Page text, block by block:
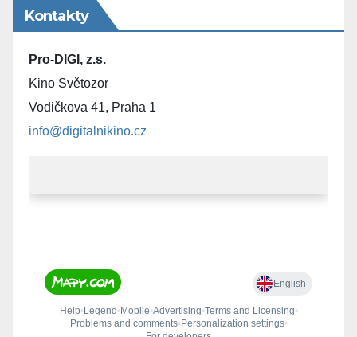
Kontakty
Pro-DIGI, z.s.
Kino Světozor
Vodičkova 41, Praha 1
info@digitalnikino.cz